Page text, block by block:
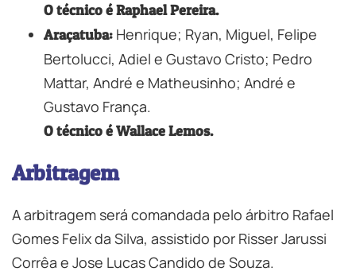
O técnico é Raphael Pereira.
Araçatuba: Henrique; Ryan, Miguel, Felipe
Bertolucci, Adiel e Gustavo Cristo; Pedro
Mattar, André e Matheusinho; André e
Gustavo França.
O técnico é Wallace Lemos.
Arbitragem
A arbitragem será comandada pelo árbitro Rafael
Gomes Felix da Silva, assistido por Risser Jarussi
Corrêa e Jose Lucas Candido de Souza.